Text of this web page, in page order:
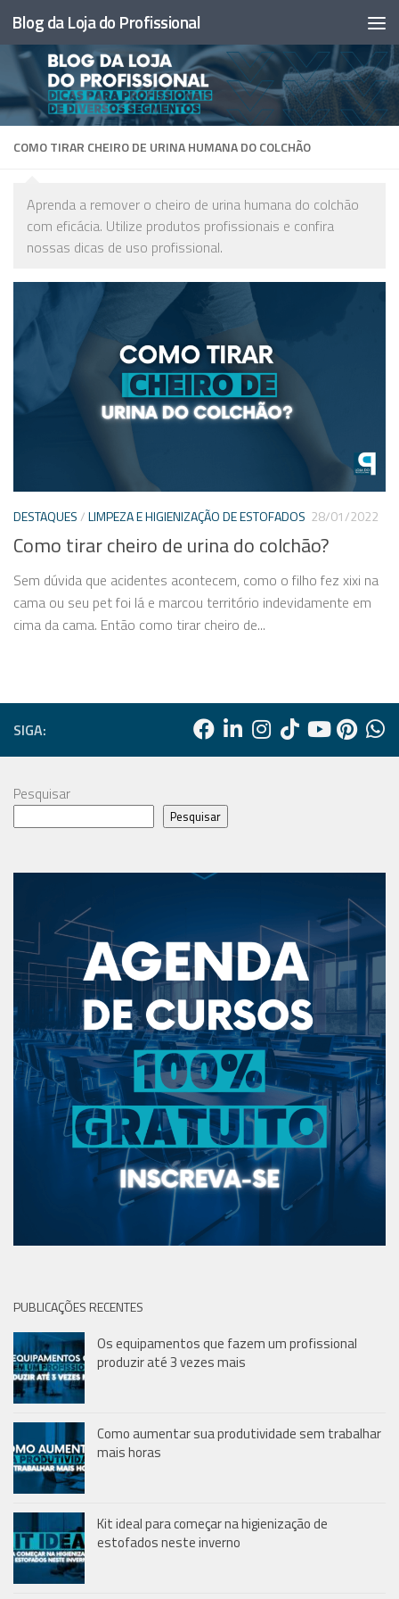
Skip to content
Blog da Loja do Profissional
COMO TIRAR CHEIRO DE URINA HUMANA DO COLCHÃO
Aprenda a remover o cheiro de urina humana do colchão
com eficácia. Utilize produtos profissionais e confira
nossas dicas de uso profissional.
DESTAQUES/LIMPEZA E HIGIENIZAÇÃO DE ESTOFADOS 28/01/2022
Como tirar cheiro de urina do colchão?
Sem dúvida que acidentes acontecem, como o filho fez xixi na
cama ou seu pet foi lá e marcou território indevidamente em
cima da cama. Então como tirar cheiro de...
SIGA:
Pesquisar
Pesquisar
PUBLICAÇÕES RECENTES
Os equipamentos que fazem um profissional
produzir até 3 vezes mais
Como aumentar sua produtividade sem trabalhar
mais horas
Kit ideal para começar na higienização de
estofados neste inverno